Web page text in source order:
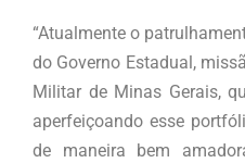
“Atualmente o
do Governo Estadual,
Militar de Minas Gerais,
aperfeiçoando esse
de maneira bem